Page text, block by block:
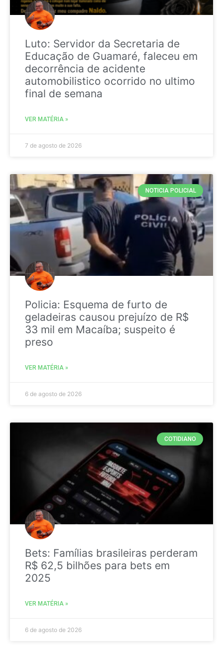
Luto: Servidor da Secretaria de
Educação de Guamaré, faleceu em
decorrência de acidente
automobilistico ocorrido no ultimo
final de semana
VER MATÉRIA »
7 de agosto de 2026
NOTICIA POLICIAL
Policia: Esquema de furto de
geladeiras causou prejuízo de R$
33 mil em Macaíba; suspeito é
preso
VER MATÉRIA »
6 de agosto de 2026
COTIDIANO
Bets: Famílias brasileiras perderam
R$ 62,5 bilhões para bets em
2025
VER MATÉRIA »
6 de agosto de 2026